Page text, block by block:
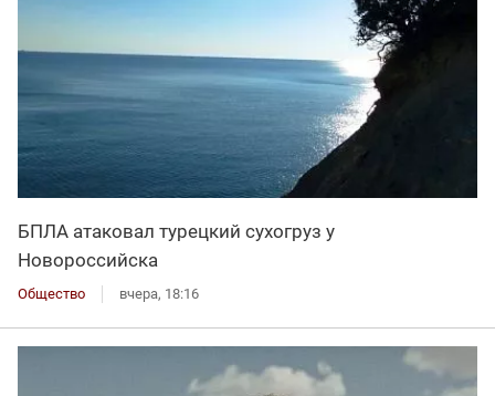
БПЛА атаковал турецкий сухогруз у
Новороссийска
Общество вчера, 18:16